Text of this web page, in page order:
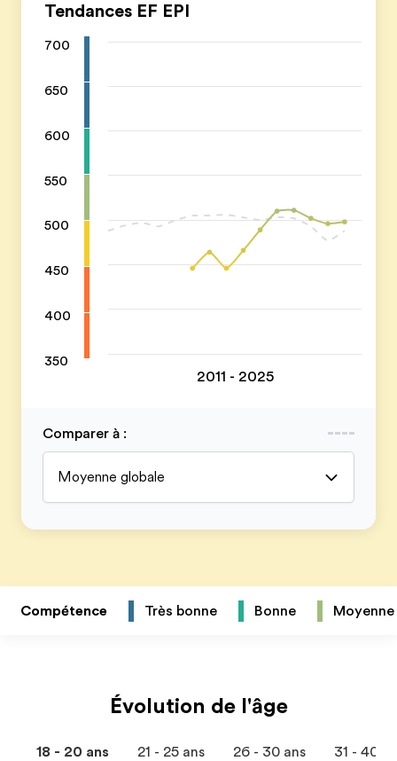
Tendances EF EPI
700
650
600
550
500
450
400
350
2011 - 2025
Comparer à :
Moyenne globale
Compétence Très bonne Bonne Moyenne
Évolution de l'âge
18 - 20 ans 21 - 25 ans 26 - 30 ans 31 - 40